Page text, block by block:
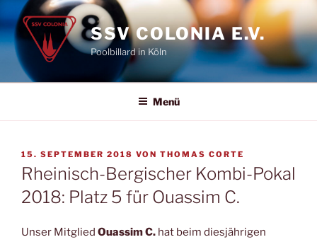
Zum
Inhalt
springen
SSV COLONIA E.V.
Poolbillard in Köln
Menü
VERÖFFENTLICHT
AM
15. SEPTEMBER 2018 VON THOMAS CORTE
Rheinisch-Bergischer Kombi-Pokal
2018: Platz 5 für Ouassim C.
Unser Mitglied Ouassim C. hat beim diesjährigen